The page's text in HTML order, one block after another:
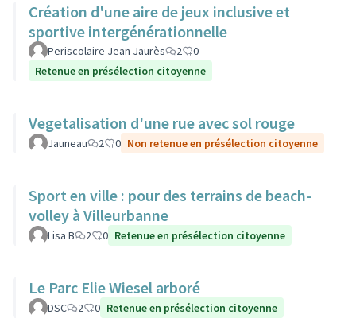
Création d'une aire de jeux inclusive et
sportive intergénérationnelle
Periscolaire Jean Jaurès 2
0
Retenue en présélection citoyenne
Vegetalisation d'une rue avec sol rouge
Jauneau 2 0 Non retenue en présélection citoyenne
Sport en ville : pour des terrains de beach-
volley à Villeurbanne
Lisa B 2 0 Retenue en présélection citoyenne
Le Parc Elie Wiesel arboré
DSC 2 0 Retenue en présélection citoyenne